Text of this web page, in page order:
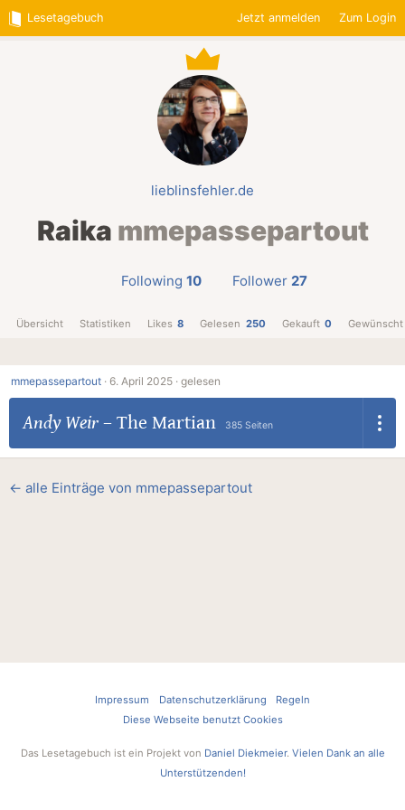
Lesetagebuch Jetzt anmelden Zum Login
lieblinsfehler.de
Raika mmepassepartout
Following 10 Follower 27
Übersicht Statistiken Likes 8 Gelesen 250 Gekauft 0 Gewünscht
mmepassepartout · 6. April 2025 · gelesen
Andy Weir– The Martian 385 Seiten
← alle Einträge von mmepassepartout
Impressum Datenschutzerklärung
Regeln
Diese Webseite benutzt Cookies
Das Lesetagebuch ist ein Projekt von Daniel Diekmeier. Vielen Dank an alle
Unterstützenden!